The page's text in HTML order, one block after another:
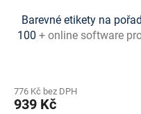
Barevné etikety na
100 + online software
776 Kč bez DPH
939 Kč